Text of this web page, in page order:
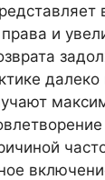
и
далеко